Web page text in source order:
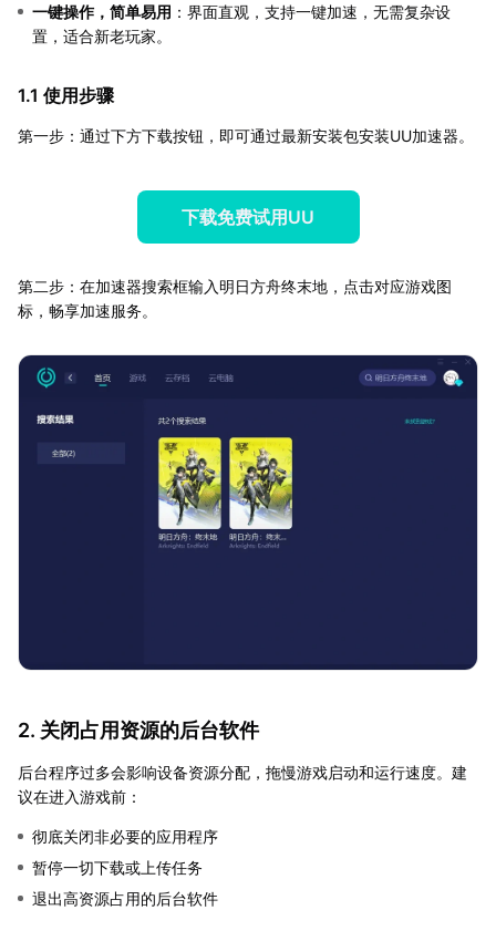
一键操作，简单易用 ：界面直观，支持一键加速，无需复杂设
置，适合新老玩家。
1.1 使用步骤
第一步：通过下方下载按钮，即可通过最新安装包安装UU加速器。
下载免费试用UU
第二步：在加速器搜索框输入明日方舟终末地，点击对应游戏图
标，畅享加速服务。
2. 关闭占用资源的后台软件
后台程序过多会影响设备资源分配，拖慢游戏启动和运行速度。建
议在进入游戏前：
彻底关闭非必要的应用程序
暂停一切下载或上传任务
退出高资源占用的后台软件